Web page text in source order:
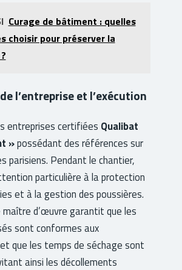
Curage de bâtiment : quelles
choisir pour préserver la
l’entreprise et l’exécution
entreprises certifiées Qualibat
»possédant des références sur
parisiens. Pendant le chantier,
particulière à la protection
et à la gestion des poussières.
maître d’œuvre garantit que les
sont conformes aux
que les temps de séchage sont
ainsi les décollements